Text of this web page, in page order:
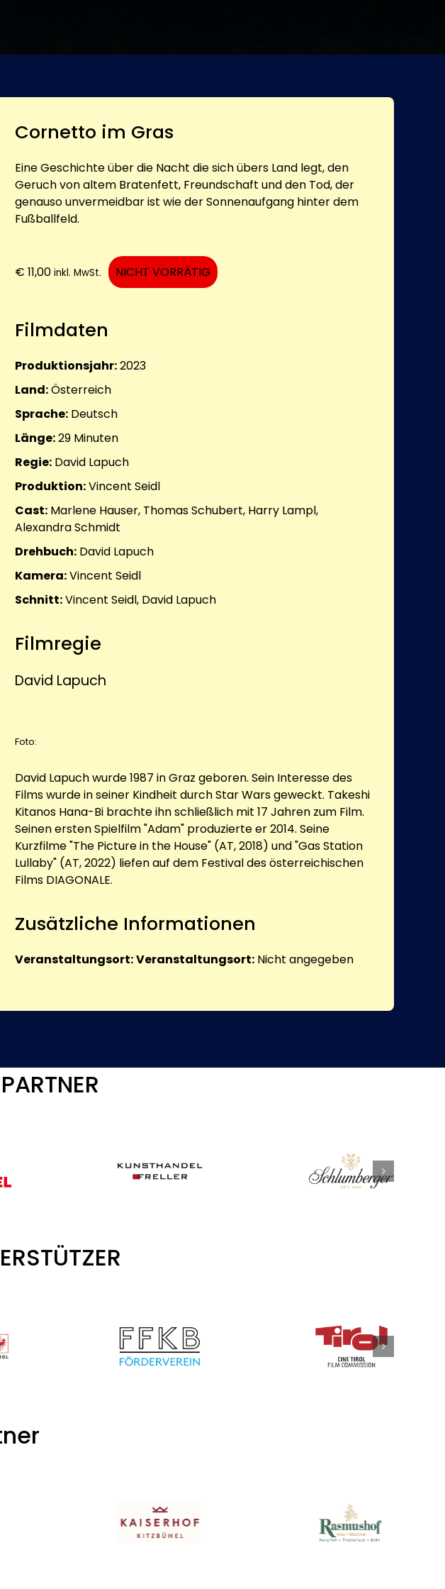
Cornetto im Gras
Eine Geschichte über die Nacht die sich übers Land legt, den
Geruch von altem Bratenfett, Freundschaft und den Tod, der
genauso unvermeidbar ist wie der Sonnenaufgang hinter dem
Fußballfeld.
€ 11,00 inkl. MwSt. NICHT VORRÄTIG
Filmdaten
Produktionsjahr:2023
Land:Österreich
Sprache: Deutsch
Länge:29 Minuten
Regie: David Lapuch
Produktion:Vincent Seidl
Cast: Marlene Hauser, Thomas Schubert, Harry Lampl,
Alexandra Schmidt
Drehbuch: David Lapuch
Kamera:Vincent Seidl
Schnitt:Vincent Seidl, David Lapuch
Filmregie
David Lapuch
Foto:
David Lapuch wurde 1987 in Graz geboren. Sein Interesse des
Films wurde in seiner Kindheit durch Star Wars geweckt. Takeshi
Kitanos Hana-Bi brachte ihn schließlich mit 17 Jahren zum Film.
Seinen ersten Spielfilm "Adam" produzierte er 2014. Seine
Kurzfilme "The Picture in the House" (AT, 2018) und "Gas Station
Lullaby" (AT, 2022) liefen auf dem Festival des österreichischen
Films DIAGONALE.
Zusätzliche Informationen
Veranstaltungsort:Veranstaltungsort: Nicht angegeben